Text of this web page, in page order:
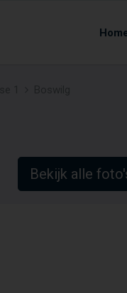
Bekijk alle